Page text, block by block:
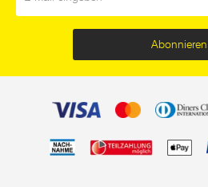
Abonnieren